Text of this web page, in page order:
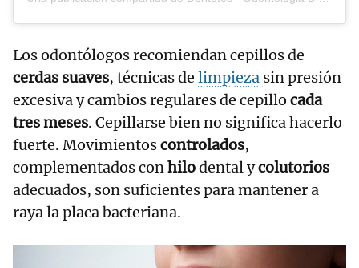
Los odontólogos recomiendan cepillos de
cerdas suaves, técnicas de limpieza sin presión
excesiva y cambios regulares de cepillo cada
tres meses. Cepillarse bien no significa hacerlo
fuerte. Movimientoscontrolados,
complementados conhilodental ycolutorios
adecuados, son suficientes para mantener a
raya la placa bacteriana.